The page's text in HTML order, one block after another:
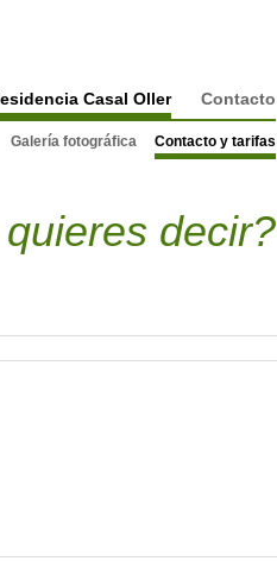
Contacto
Casal Oller
Contacto y tarifas
Galería fotográfica
decir?